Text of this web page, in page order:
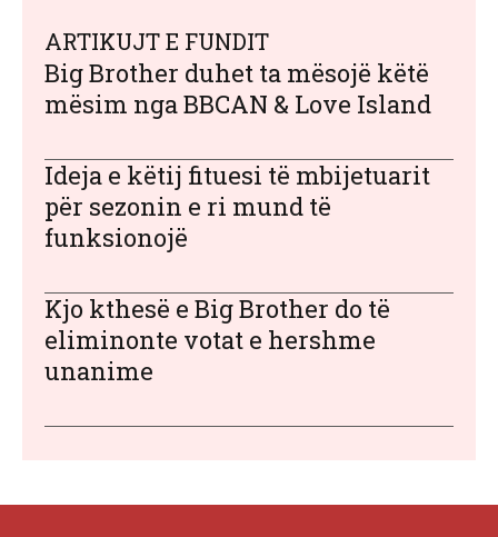
ARTIKUJT E FUNDIT
Big Brother duhet ta mësojë këtë
mësim nga BBCAN & Love Island
Ideja e këtij fituesi të mbijetuarit
për sezonin e ri mund të
funksionojë
Kjo kthesë e Big Brother do të
eliminonte votat e hershme
unanime